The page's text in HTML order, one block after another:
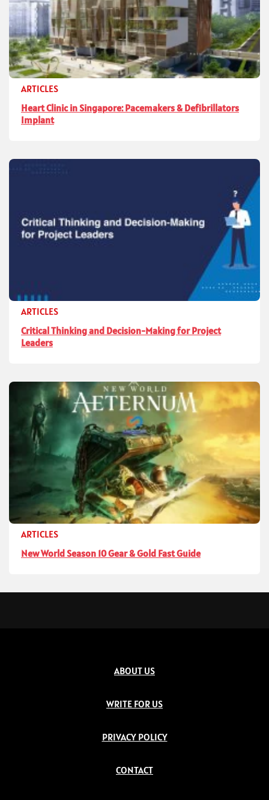
ARTICLES
Heart Clinic in Singapore: Pacemakers & Defibrillators
Implant
ARTICLES
Critical Thinking and Decision-Making for Project
Leaders
ARTICLES
New World Season 10 Gear & Gold Fast Guide
ABOUT US
WRITE FOR US
PRIVACY POLICY
CONTACT